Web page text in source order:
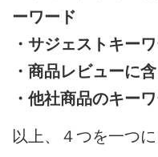
ーワード
・サジェストキー
・商品レビューに
・他社商品のキー
以上、４つを一つに